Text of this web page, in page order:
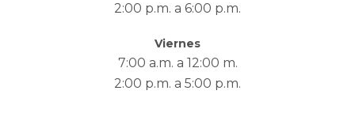
2:00 p.m. a 6:00 p.m.
Viernes
7:00 a.m. a 12:00 m.
2:00 p.m. a 5:00 p.m.